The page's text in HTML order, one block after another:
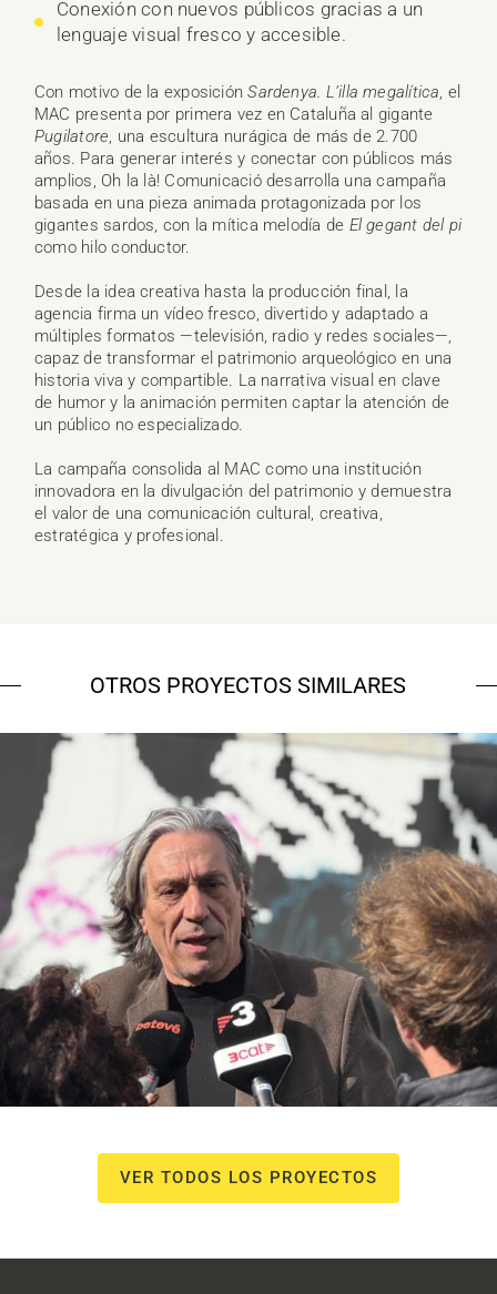
Conexión con nuevos públicos gracias a un
lenguaje visual fresco y accesible.
Con motivo de la exposiciónSardenya. L’illa megalítica, el
MAC presenta por primera vez en Cataluña al gigante
Pugilatore, una escultura nurágica de más de 2.700
años. Para generar interés y conectar con públicos más
amplios, Oh la là! Comunicació desarrolla una campaña
basada en una pieza animada protagonizada por los
gigantes sardos, con la mítica melodía de El gegant del pi
como hilo conductor.
Desde la idea creativa hasta la producción final, la
agencia firma un vídeo fresco, divertido y adaptado a
múltiples formatos —televisión, radio y redes sociales—,
capaz de transformar el patrimonio arqueológico en una
historia viva y compartible. La narrativa visual en clave
de humor y la animación permiten captar la atención de
un público no especializado.
La campaña consolida al MAC como una institución
innovadora en la divulgación del patrimonio y demuestra
el valor de una comunicación cultural, creativa,
estratégica y profesional.
OTROS PROYECTOS SIMILARES
NOU Sentit Urbà
Campañas culturales
Estrategia de
comunicación y PR Estrategia digital y
contenidos
VER TODOS LOS PROYECTOS